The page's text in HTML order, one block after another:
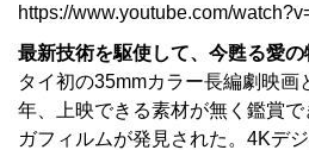
https://www.youtube.com/
最新技術を駆使して、今甦る愛の
タイ初の35mmカラー長編劇映画
年、上映できる素材が無く鑑賞
ガフィルムが発見された。4Kデ